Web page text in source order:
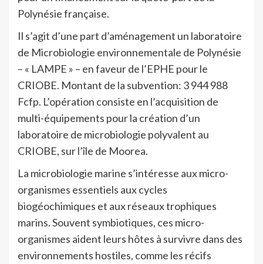
Polynésie française.
Il s’agit d’une part d’aménagement un laboratoire
de Microbiologie environnementale de Polynésie
– « LAMPE » – en faveur de l’EPHE pour le
CRIOBE. Montant de la subvention: 3 944 988
Fcfp. L’opération consiste en l’acquisition de
multi-équipements pour la création d’un
laboratoire de microbiologie polyvalent au
CRIOBE, sur l’île de Moorea.
La microbiologie marine s’intéresse aux micro-
organismes essentiels aux cycles
biogéochimiques et aux réseaux trophiques
marins. Souvent symbiotiques, ces micro-
organismes aident leurs hôtes à survivre dans des
environnements hostiles, comme les récifs